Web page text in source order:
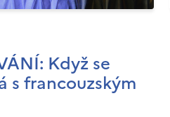
Když se
s francouzským